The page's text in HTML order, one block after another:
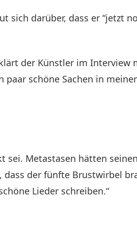
sich darüber, dass er “jetzt
der Künstler im Interview
schöne Sachen in
sei. Metastasen hätten
dass der fünfte Brustwirbel
Lieder schreiben.“